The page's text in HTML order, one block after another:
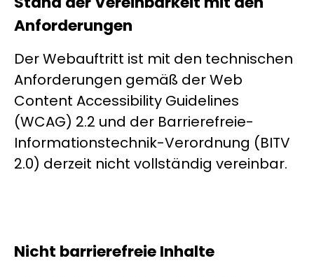
Anforderungen
Der Webauftritt ist mit den technischen
Anforderungen gemäß der Web
Content Accessibility Guidelines
(WCAG) 2.2 und der Barrierefreie-
Informationstechnik-Verordnung (BITV
2.0) derzeit nicht vollständig vereinbar.
Nicht barrierefreie Inhalte